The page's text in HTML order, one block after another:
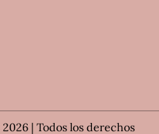
| Todos los derechos